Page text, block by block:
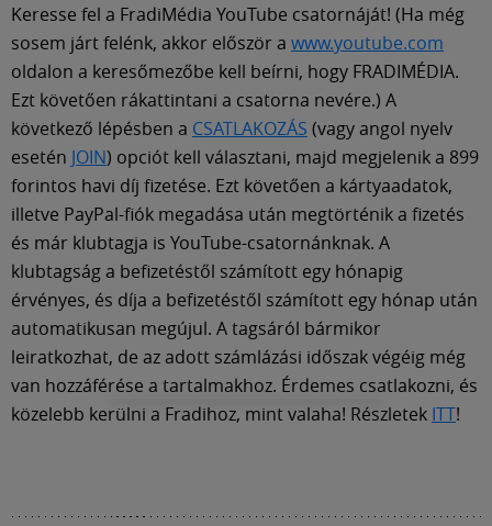
Keresse fel a FradiMédia YouTube csatornáját! (Ha még
sosem járt felénk, akkor először a www.youtube.com
oldalon a keresőmezőbe kell beírni, hogy FRADIMÉDIA.
Ezt követően rákattintani a csatorna nevére.) A
következő lépésben a CSATLAKOZÁS (vagy angol nyelv
esetén JOIN) opciót kell választani, majd megjelenik a 899
forintos havi díj fizetése. Ezt követően a kártyaadatok,
illetve PayPal-fiók megadása után megtörténik a fizetés
és már klubtagja is YouTube-csatornánknak. A
klubtagság a befizetéstől számított egy hónapig
érvényes, és díja a befizetéstől számított egy hónap után
automatikusan megújul. A tagsáról bármikor
leiratkozhat, de az adott számlázási időszak végéig még
van hozzáférése a tartalmakhoz. Érdemes csatlakozni, és
közelebb kerülni a Fradihoz, mint valaha! Részletek ITT!